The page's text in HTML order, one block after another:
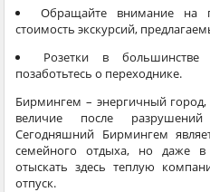
Обращайте внимание на
стоимость экскурсий,
Розетки в большинстве
позаботьтесь о переходнике.
Бирмингем – энергичный
величие после
Сегодняшний Бирмингем
семейного отдыха, но даже в
отыскать здесь теплую
отпуск.